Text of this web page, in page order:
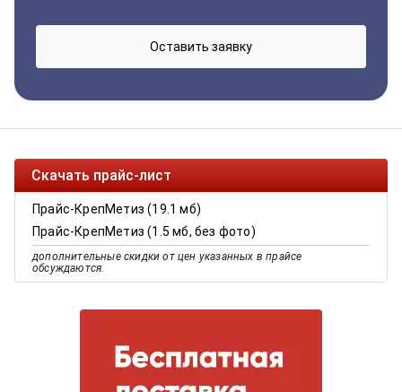
Скачать прайс-лист
Прайс-КрепМетиз (19.1 мб)
Прайс-КрепМетиз (1.5 мб, без фото)
дополнительные скидки от цен указанных в прайсе
обсуждаются.